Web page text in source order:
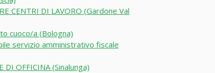
CENTRI DI LAVORO (Gardone Val
cuoco/a (Bologna)
servizio amministrativo fiscale
DI OFFICINA (Sinalunga)